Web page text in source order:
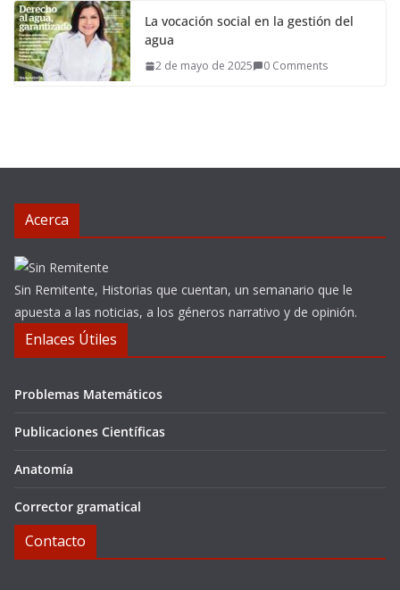
La vocación social en la gestión del
agua
2 de mayo de 2025 0 Comments
Acerca
Sin Remitente, Historias que cuentan, un semanario que le
apuesta a las noticias, a los géneros narrativo y de opinión.
Enlaces Útiles
Problemas Matemáticos
Publicaciones Científicas
Anatomía
Corrector gramatical
Contacto